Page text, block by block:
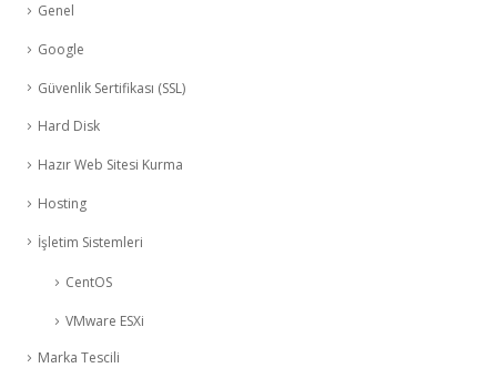
Genel
Google
Güvenlik Sertifikası (SSL)
Hard Disk
Hazır Web Sitesi Kurma
Hosting
İşletim Sistemleri
CentOS
VMware ESXi
Marka Tescili